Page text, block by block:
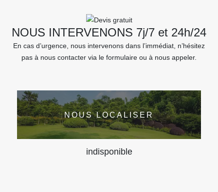
NOUS INTERVENONS 7j/7 et 24h/24
En cas d’urgence, nous intervenons dans l’immédiat, n’hésitez
pas à nous contacter via le formulaire ou à nous appeler.
NOUS LOCALISER
indisponible